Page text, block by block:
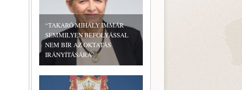
“TAKARÓ MIHÁLY IMMÁR
SEMMILYEN BEFOLYÁSSAL
NEM BÍR AZ OKTATÁS
IRÁNYÍTÁSÁRA”